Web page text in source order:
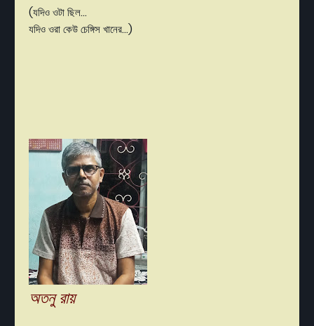
(যদিও ওটা ছিল...
যদিও ওরা কেউ চেঙ্গিস খানের...)
অতনু রায়